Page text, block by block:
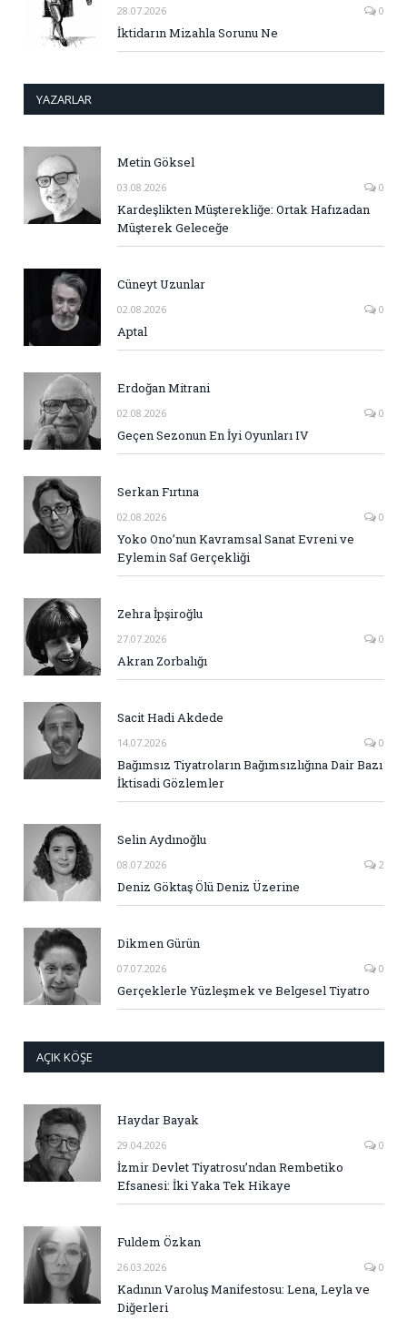
28.07.2026 0
İktidarın Mizahla Sorunu Ne
YAZARLAR
Metin Göksel
03.08.2026 0
Kardeşlikten Müşterekliğe: Ortak Hafızadan
Müşterek Geleceğe
Cüneyt Uzunlar
02.08.2026 0
Aptal
Erdoğan Mitrani
02.08.2026 0
Geçen Sezonun En İyi Oyunları IV
Serkan Fırtına
02.08.2026 0
Yoko Ono’nun Kavramsal Sanat Evreni ve
Eylemin Saf Gerçekliği
Zehra İpşiroğlu
27.07.2026 0
Akran Zorbalığı
Sacit Hadi Akdede
14.07.2026 0
Bağımsız Tiyatroların Bağımsızlığına Dair Bazı
İktisadi Gözlemler
Selin Aydınoğlu
08.07.2026 2
Deniz Göktaş Ölü Deniz Üzerine
Dikmen Gürün
07.07.2026 0
Gerçeklerle Yüzleşmek ve Belgesel Tiyatro
AÇIK KÖŞE
Haydar Bayak
29.04.2026 0
İzmir Devlet Tiyatrosu’ndan Rembetiko
Efsanesi: İki Yaka Tek Hikaye
Fuldem Özkan
26.03.2026 0
Kadının Varoluş Manifestosu: Lena, Leyla ve
Diğerleri